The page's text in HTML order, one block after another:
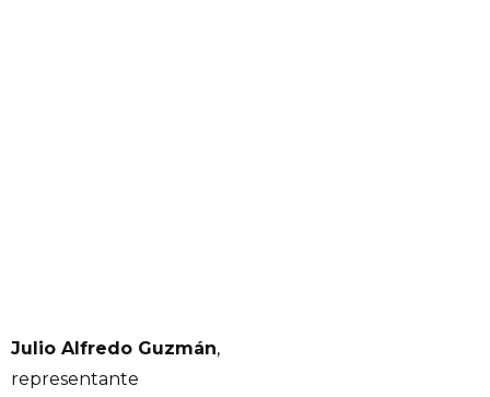
Julio Alfredo Guzmán,
representante